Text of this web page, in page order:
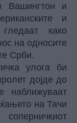
Вашингтон и
и
како
на односите
Срби.
улога би
дојде до
наближуваат
на Тачи